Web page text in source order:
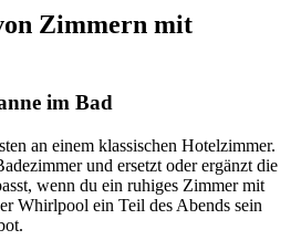
Zimmern mit
im Bad
an einem klassischen Hotelzimmer.
und ersetzt oder ergänzt die
wenn du ein ruhiges Zimmer mit
Whirlpool ein Teil des Abends sein